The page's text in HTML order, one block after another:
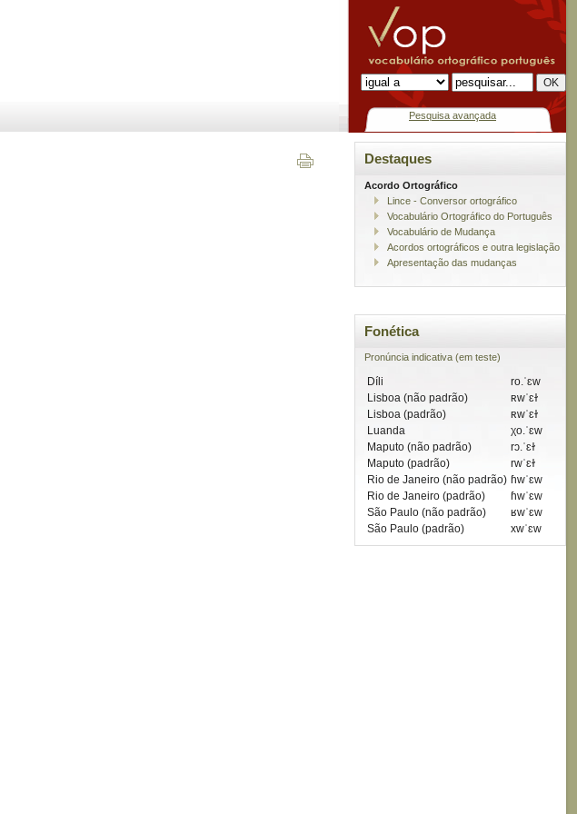
Pesquisa avançada
Destaques
Acordo Ortográfico
Lince - Conversor ortográfico
Vocabulário Ortográfico do Português
Vocabulário de Mudança
Acordos ortográficos e outra legislação
Apresentação das mudanças
Fonética
Pronúncia indicativa (em teste)
Díli
ro.ˈɛw
Lisboa (não padrão)
ʀwˈɛɫ
Lisboa (padrão)
ʀwˈɛɫ
Luanda
χo.ˈɛw
Maputo (não padrão)
rɔ.ˈɛɫ
Maputo (padrão)
rwˈɛɫ
Rio de Janeiro (não padrão) ɦwˈɛw
Rio de Janeiro (padrão)
ɦwˈɛw
São Paulo (não padrão)
ʁwˈɛw
São Paulo (padrão)
xwˈɛw